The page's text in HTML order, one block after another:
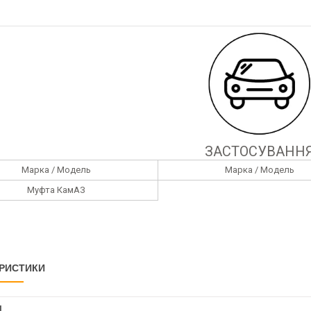
Марка / Модель
Марка / Модель
Муфта КамАЗ